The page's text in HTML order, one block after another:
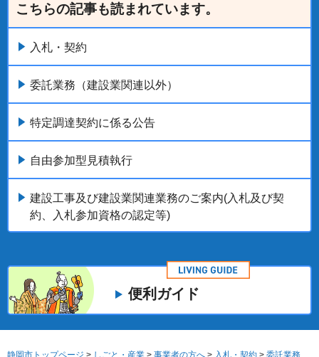
こちらの記事も読まれています。
入札・契約
委託業務（建設業関連以外）
特定調達契約に係る公告
自由参加型見積執行
建設工事及び建設業関連業務のご案内(入札及び契
約、入札参加資格の認定等)
便利ガイド